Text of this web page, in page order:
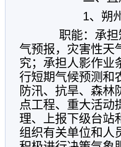
1、朔
职能： 承
气预报，灾害性天
究；承担人影作业
行短期气候预测和
防汛、抗旱、森林
点工程、重大活动
理、上报下级台站
组织有关单位和人